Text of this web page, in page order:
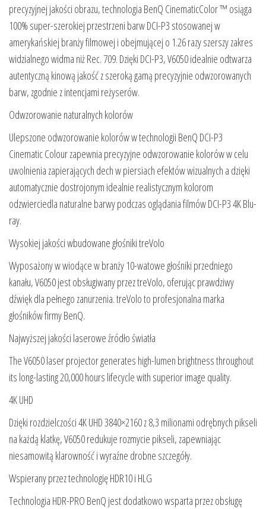
precyzyjnej jakości obrazu, technologia BenQ CinematicColor ™ osiąga
100% super-szerokiej przestrzeni barw DCI-P3 stosowanej w
amerykańskiej branży filmowej i obejmującej o 1.26 razy szerszy zakres
widzialnego widma niż Rec. 709. Dzięki DCI-P3, V6050 idealnie odtwarza
autentyczną kinową jakość z szeroką gamą precyzyjnie odwzorowanych
barw, zgodnie z intencjami reżyserów.
Odwzorowanie naturalnych kolorów
Ulepszone odwzorowanie kolorów w technologii BenQ DCI-P3
Cinematic Colour zapewnia precyzyjne odwzorowanie kolorów w celu
uwolnienia zapierających dech w piersiach efektów wizualnych a dzięki
automatycznie dostrojonym idealnie realistycznym kolorom
odzwierciedla naturalne barwy podczas oglądania filmów DCI-P3 4K Blu-
ray.
Wysokiej jakości wbudowane głośniki treVolo
Wyposażony w wiodące w branży 10-watowe głośniki przedniego
kanału, V6050 jest obsługiwany przez treVolo, oferując prawdziwy
dźwięk dla pełnego zanurzenia. treVolo to profesjonalna marka
głośników firmy BenQ.
Najwyższej jakości laserowe źródło światła
The V6050 laser projector generates high-lumen brightness throughout
its long-lasting 20,000 hours lifecycle with superior image quality.
4K UHD
Dzięki rozdzielczości 4K UHD 3840×2160 z 8,3 milionami odrębnych pikseli
na każdą klatkę, V6050 redukuje rozmycie pikseli, zapewniając
niesamowitą klarowność i wyraźne drobne szczegóły.
Wspierany przez technologię HDR10 i HLG
Technologia HDR-PRO BenQ jest dodatkowo wsparta przez obsługę